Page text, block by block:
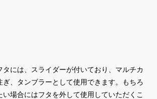
タには、スライダーが付いており、マルチカ
ぎ、タンブラーとして使用できます。もちろ
い場合にはフタを外して使用していただくこ